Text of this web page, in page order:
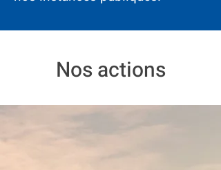
Nos actions